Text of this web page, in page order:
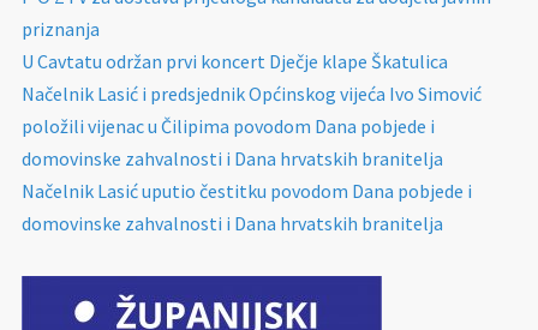
priznanja
U Cavtatu održan prvi koncert Dječje klape Škatulica
Načelnik Lasić i predsjednik Općinskog vijeća Ivo Simović
položili vijenac u Čilipima povodom Dana pobjede i
domovinske zahvalnosti i Dana hrvatskih branitelja
Načelnik Lasić uputio čestitku povodom Dana pobjede i
domovinske zahvalnosti i Dana hrvatskih branitelja